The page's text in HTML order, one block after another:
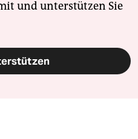
und unterstützen Sie